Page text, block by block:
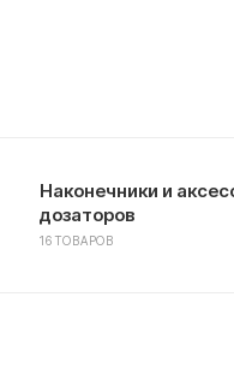
Наконечники и
дозаторов
16 ТОВАРОВ